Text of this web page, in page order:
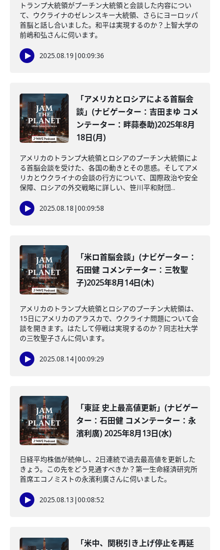
トランプ大統領がプーチン大統領と会談した内容につい
て、ウクライナのゼレンスキー大統領、さらにヨーロッパ
首脳と話し合いました。和平は実現するのか？上智大学の
前嶋和弘さんに伺います。
2025.08.19 |00:09:36
「アメリカとロシアによる首脳会
談」(ナビゲーター：吉田まゆ コメ
ンテーター：畔蒜泰助)2025年8月
18日(月)
アメリカのトランプ大統領とロシアのプーチン大統領によ
る首脳会談を受けた、各国の動きとその思惑。そしてアメ
リカとウクライナの会談の行方について、国際政治や安全
保障、ロシアの外交戦略に詳しい、笹川平和財団...
2025.08.18 |00:09:58
「米ロ首脳会談」(ナビゲーター：
石田健 コメンテーター：三牧聖
子)2025年8月14日(木)
アメリカのトランプ大統領とロシアのプーチン大統領は、
15日にアメリカのアラスカで、ウクライナ問題について会
談を開きます。はたして停戦は実現するのか？同志社大学
の三牧聖子さんに伺います。
2025.08.14|00:09:29
「東証 史上最高値更新」(ナビゲー
ター：石田健 コメンテーター：永
濱利廣) 2025年8月13日(水)
日経平均株価が続伸し、2日連続で過去最高値を更新した
きょう。この先をどう見通すべきか？第一生命経済研究所
首席エコノミストの永濱利廣さんに伺いました。
2025.08.13 |00:08:52
「米中、関税引き上げ停止を再延